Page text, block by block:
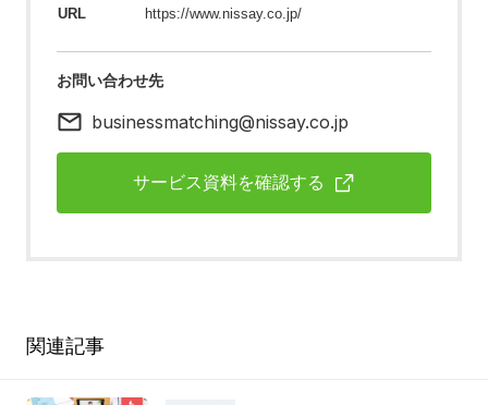
URL
https://www.nissay.co.jp/
お問い合わせ先
businessmatching@nissay.co.jp
サービス資料を確認する
関連記事